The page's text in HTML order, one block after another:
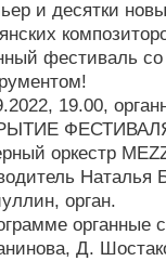
и десятки
фестиваль
19.00,
оркестр
Наталья
орган.
органные
Д.